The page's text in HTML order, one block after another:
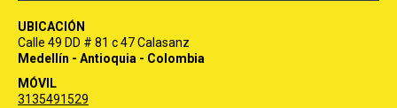
UBICACIÓN
Calle 49 DD # 81 c 47 Calasanz
Medellín - Antioquia - Colombia
MÓVIL
3135491529